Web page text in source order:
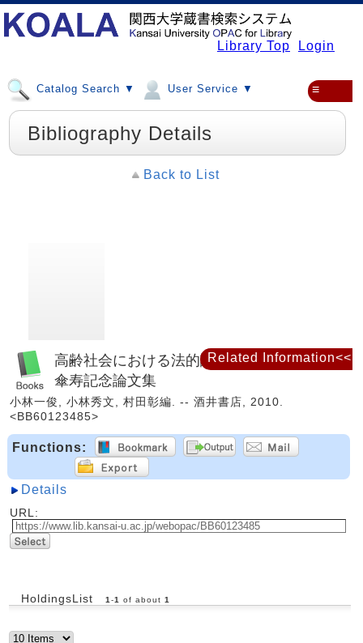
Library Top Login
Catalog Search ▼ User Service ▼ ≡
Bibliography Details
Back to List
高齢社会における法的諸問題 : 須永醇先生
傘寿記念論文集
小林一俊, 小林秀文, 村田彰編. -- 酒井書店, 2010.
<BB60123485>
Functions:
Details
URL:
HoldingsList 1 -1 of about 1
Related Information<<